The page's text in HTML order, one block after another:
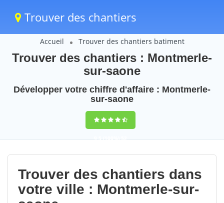
Trouver des chantiers
Accueil Trouver des chantiers batiment
Trouver des chantiers : Montmerle-
sur-saone
Développer votre chiffre d'affaire : Montmerle-
sur-saone
9,5(100%)52
votes
Trouver des chantiers dans
votre ville : Montmerle-sur-